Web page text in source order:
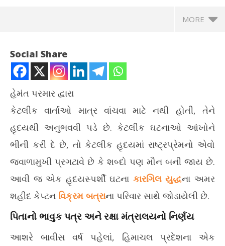
MORE
“દીકરો તો અમર થઈ ગયો, હવે આ શર્ટ તું પહેરી લે બેટા”
8,
Social Share
હેમંત પરમાર દ્વારા
કેટલીક વાર્તાઓ માત્ર વાંચવા માટે નથી હોતી, તેને
હૃદયથી અનુભવવી પડે છે. કેટલીક ઘટનાઓ આંખોને
ભીની કરી દે છે, તો કેટલીક હૃદયમાં રાષ્ટ્રપ્રેમનો એવો
જ્વાળામુખી પ્રગટાવે છે કે શબ્દો પણ મૌન બની જાય છે.
આવી જ એક હૃદયસ્પર્શી ઘટના કારગિલ યુદ્ધના અમર
શહીદ કેપ્ટન વિક્રમ બત્રાના પરિવાર સાથે જોડાયેલી છે.
પિતાનો ભાવુક પત્ર અને રક્ષા મંત્રાલયનો નિર્ણય
આશરે બાવીસ વર્ષ પહેલાં, હિમાચલ પ્રદેશના એક